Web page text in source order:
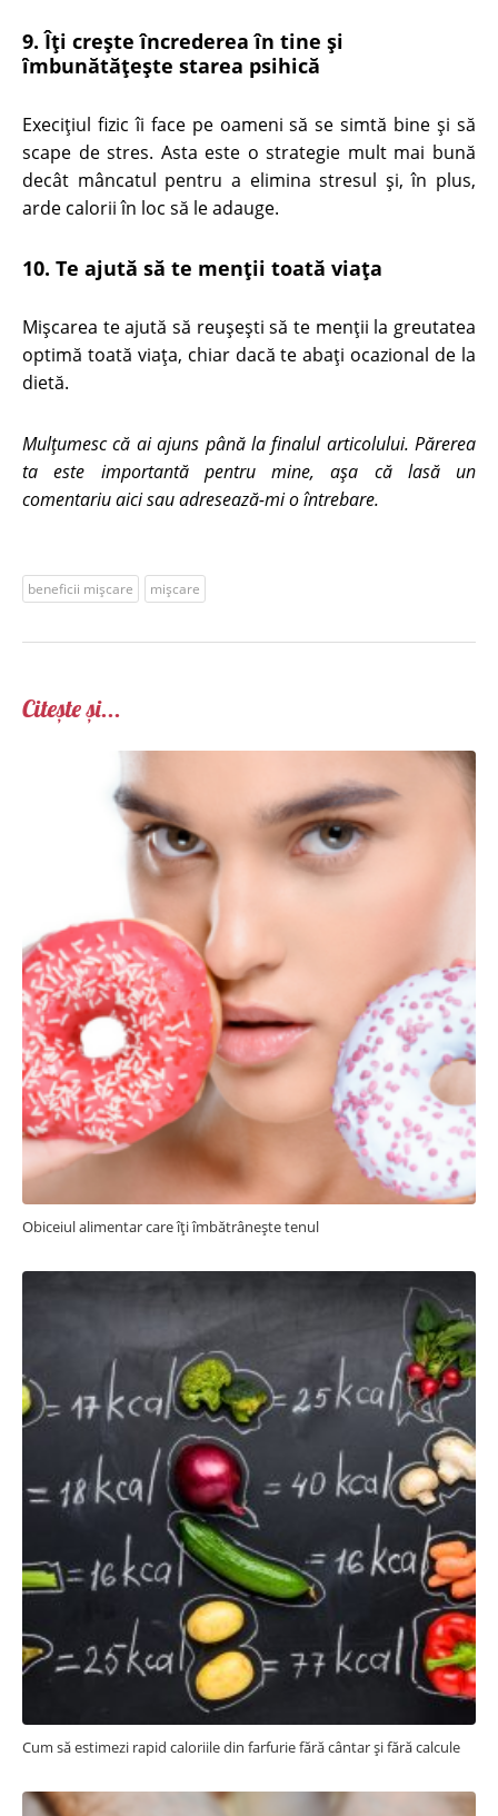
9. Îţi creşte încrederea în tine şi
îmbunătăţeşte starea psihică
Execiţiul fizic îi face pe oameni să se simtă bine şi să
scape de stres. Asta este o strategie mult mai bună
decât mâncatul pentru a elimina stresul şi, în plus,
arde calorii în loc să le adauge.
10. Te ajută să te menţii toată viaţa
Mişcarea te ajută să reuşeşti să te menţii la greutatea
optimă toată viaţa, chiar dacă te abaţi ocazional de la
dietă.
Mulțumesc că ai ajuns până la finalul articolului. Părerea
ta este importantă pentru mine, așa că lasă un
comentariu aici sau adresează-mi o întrebare.
beneficii mişcare mișcare
Citește și...
Obiceiul alimentar care îți îmbătrânește tenul
Cum să estimezi rapid caloriile din farfurie fără cântar și fără calcule